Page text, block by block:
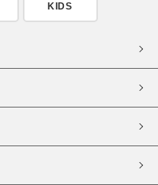
WEB限定
KIDS